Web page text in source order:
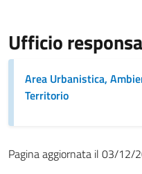
Ufficio
Area Urbanistica,
Territorio
Pagina aggiornata il 03/12/